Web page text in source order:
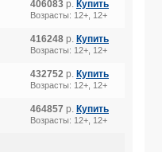
406083 р. Купить
Возрасты: 12+, 12+
416248 р. Купить
Возрасты: 12+, 12+
432752 р. Купить
Возрасты: 12+, 12+
464857 р. Купить
Возрасты: 12+, 12+